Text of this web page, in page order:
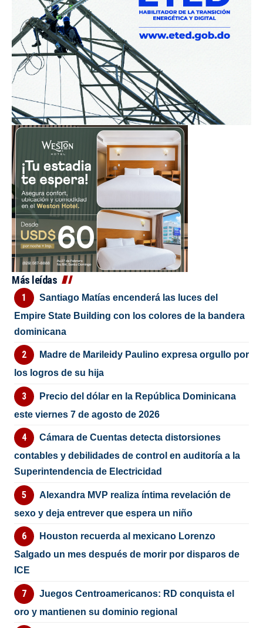
Más leídas
Santiago Matías encenderá las luces del
Empire State Building con los colores de la bandera
dominicana
Madre de Marileidy Paulino expresa orgullo por
los logros de su hija
Precio del dólar en la República Dominicana
este viernes 7 de agosto de 2026
Cámara de Cuentas detecta distorsiones
contables y debilidades de control en auditoría a la
Superintendencia de Electricidad
Alexandra MVP realiza íntima revelación de
sexo y deja entrever que espera un niño
Houston recuerda al mexicano Lorenzo
Salgado un mes después de morir por disparos de
ICE
Juegos Centroamericanos: RD conquista el
oro y mantienen su dominio regional